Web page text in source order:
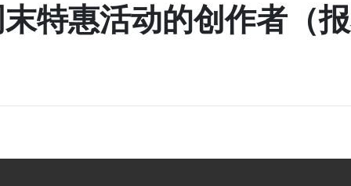
特惠活动的创作者（